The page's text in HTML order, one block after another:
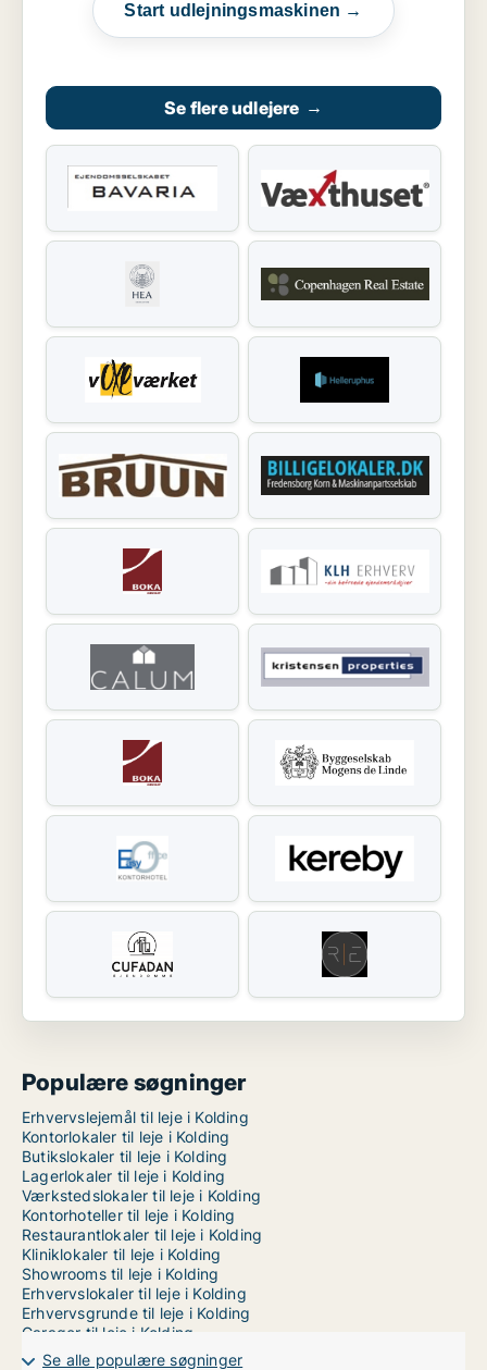
Start udlejningsmaskinen →
Se flere udlejere →
Populære søgninger
Erhvervslejemål til leje i Kolding
Kontorlokaler til leje i Kolding
Butikslokaler til leje i Kolding
Lagerlokaler til leje i Kolding
Værkstedslokaler til leje i Kolding
Kontorhoteller til leje i Kolding
Restaurantlokaler til leje i Kolding
Kliniklokaler til leje i Kolding
Showrooms til leje i Kolding
Erhvervslokaler til leje i Kolding
Erhvervsgrunde til leje i Kolding
Garager til leje i Kolding
Kontorfællesskaber til leje i Esbjerg
Se alle populære søgninger